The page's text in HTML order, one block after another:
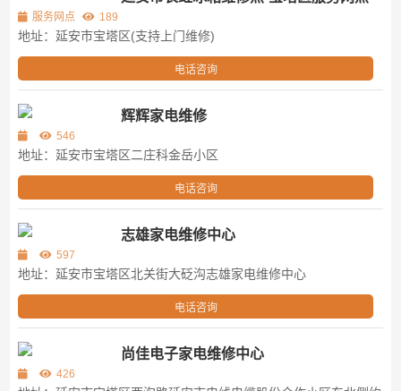
服务网点 189
地址：延安市宝塔区(支持上门维修)
电话咨询
辉辉家电维修
546
地址：延安市宝塔区二庄科金岳小区
电话咨询
志雄家电维修中心
597
地址：延安市宝塔区北关街大砭沟志雄家电维修中心
电话咨询
尚佳电子家电维修中心
426